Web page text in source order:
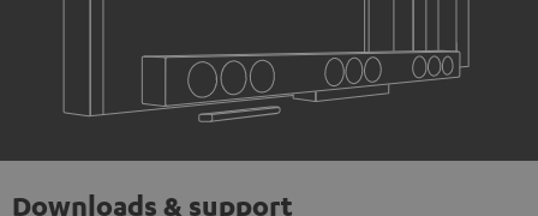
Downloads & support